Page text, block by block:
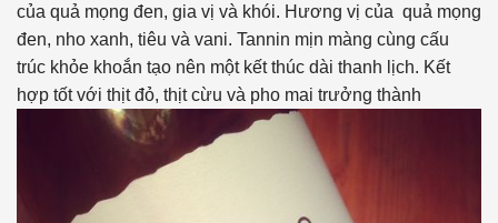
của quả mọng đen, gia vị và khói. Hương vị của quả mọng
đen, nho xanh, tiêu và vani. Tannin mịn màng cùng cấu
trúc khỏe khoắn tạo nên một kết thúc dài thanh lịch. Kết
hợp tốt với thịt đỏ, thịt cừu và pho mai trưởng thành